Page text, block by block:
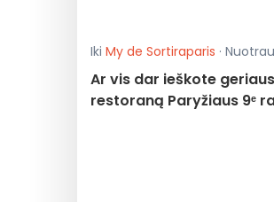
Iki My de Sortiraparis ·
Ar vis dar ieškote
restoraną Paryžiaus 9ᵉ